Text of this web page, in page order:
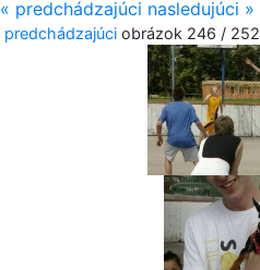
« predchádzajúci nasledujúci »
predchádzajúci obrázok 246 / 252